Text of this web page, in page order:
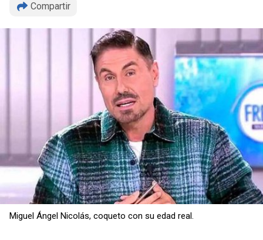
Compartir
Miguel Ángel Nicolás, coqueto con su edad real.